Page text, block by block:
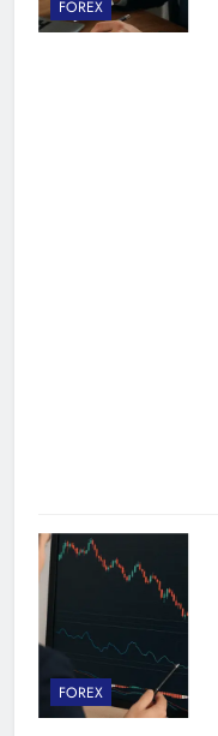
FOREX
FOREX